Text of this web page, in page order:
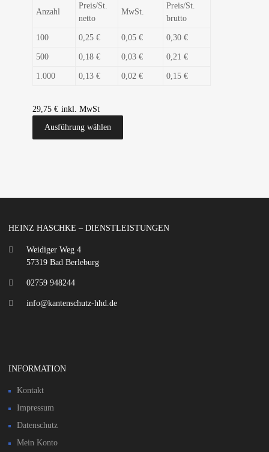
Anzahl
Preis/St.
netto
MwSt.
Preis/St.
brutto
100 0,25 € 0,05 € 0,30 €
500 0,18 € 0,03 € 0,21 €
1.000 0,13 € 0,02 € 0,15 €
29,75 €
Ausführung wählen
HEINZ HASCHKE – DIENSTLEISTUNGEN
Weidiger Weg 4
57319 Bad Berleburg
02759 948244
info@kantenschutz-hhd.de
INFORMATION
Kontakt
Impressum
Datenschutz
Mein Konto